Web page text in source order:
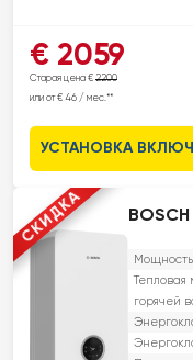
Надежный дизайн,
умные функции. Что еще
€ 2059
Старая цена € 2200
или от € 46 / мес.**
УСТАНОВКА
Мощность
Тепловая
горячей
СКИДКА